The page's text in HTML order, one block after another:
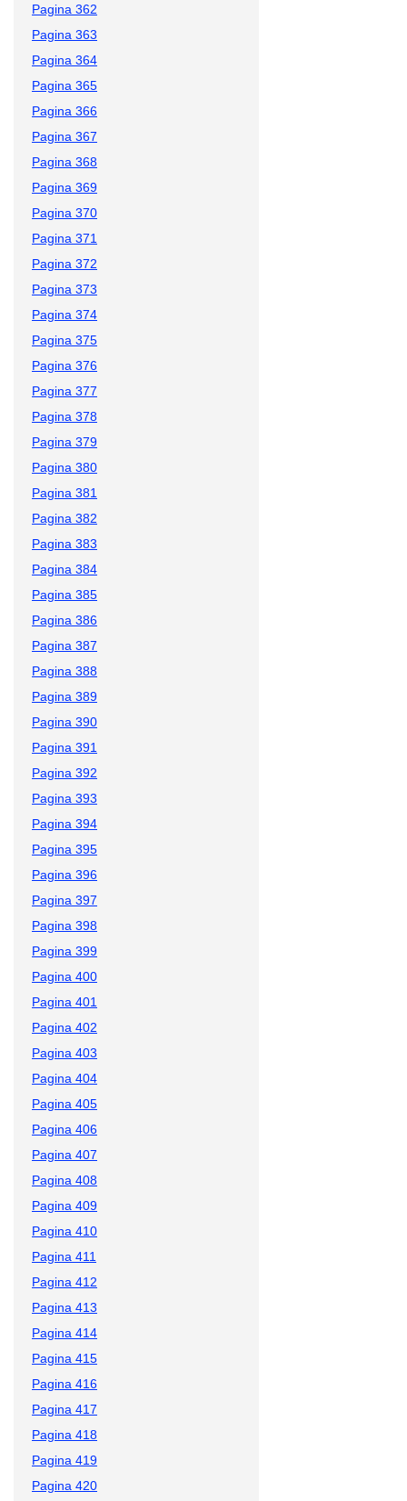
Pagina 362
Pagina 363
Pagina 364
Pagina 365
Pagina 366
Pagina 367
Pagina 368
Pagina 369
Pagina 370
Pagina 371
Pagina 372
Pagina 373
Pagina 374
Pagina 375
Pagina 376
Pagina 377
Pagina 378
Pagina 379
Pagina 380
Pagina 381
Pagina 382
Pagina 383
Pagina 384
Pagina 385
Pagina 386
Pagina 387
Pagina 388
Pagina 389
Pagina 390
Pagina 391
Pagina 392
Pagina 393
Pagina 394
Pagina 395
Pagina 396
Pagina 397
Pagina 398
Pagina 399
Pagina 400
Pagina 401
Pagina 402
Pagina 403
Pagina 404
Pagina 405
Pagina 406
Pagina 407
Pagina 408
Pagina 409
Pagina 410
Pagina 411
Pagina 412
Pagina 413
Pagina 414
Pagina 415
Pagina 416
Pagina 417
Pagina 418
Pagina 419
Pagina 420